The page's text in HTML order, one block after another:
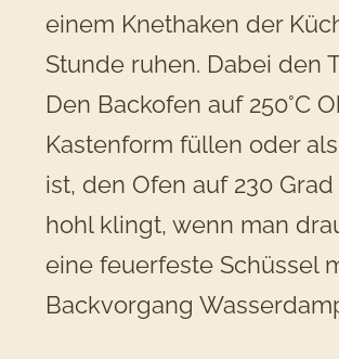
einem Knethaken der
Stunde ruhen. Dabei den
Den Backofen auf 250°C
Kastenform füllen oder
ist, den Ofen auf 230
hohl klingt, wenn man
eine feuerfeste Schüssel
Backvorgang